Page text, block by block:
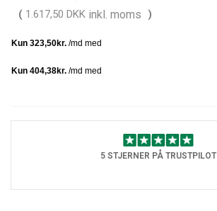
( 1.617,50 DKK inkl. moms )
5 STJERNER PÅ TRUSTPILOT